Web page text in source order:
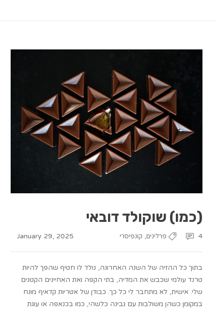
(כמו) שוקולד דובאי
January 29, 2025 פרלינים, קונפיסרי 4
בתוך כל ההזיה של השנה האחרונה, נולד לו חטיף שהפך להיות
טרנד עולמי שכבש את המדיה, בתי הקפה ואת האחיינים הקטנים
שלי. אישית, לא מתחבר לי כל כך. כבודן של אטריות קדאיף מונח
במקומן כשהן משולבות עם גבינה כלשהי, כמו בכנאפה או עוגת